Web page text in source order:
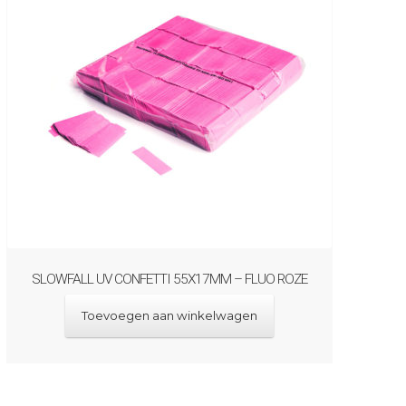
SLOWFALL UV CONFETTI 55X17MM – FLUO ROZE
Toevoegen aan winkelwagen